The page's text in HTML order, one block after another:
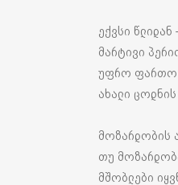
ექვსი
მარტივი
უფრო ფართო
ახალი
მოზარდობის
თუ
მშობლები